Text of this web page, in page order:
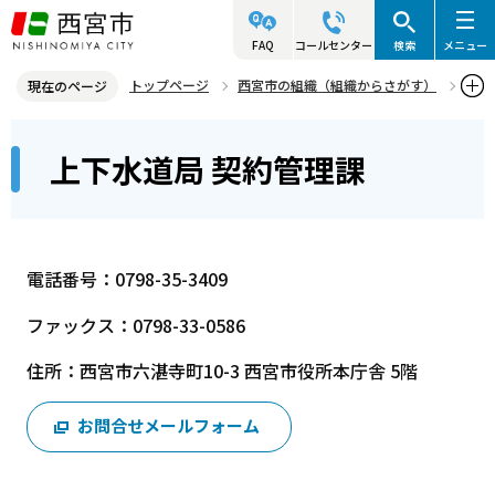
こ
の
ジ
先
FAQ コールセンター 検索 メニュー
現在のページ トップページ
西宮市の組織（組織からさがす）
こ
上下水道局 契約管理課
電話番号：0798-35-3409
ファックス：0798-33-0586
住所：西宮市六湛寺町10-3 西宮市役所本庁舎 5階
お問合せメールフォーム